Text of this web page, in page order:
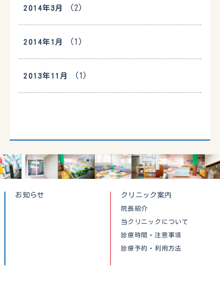
2014年3月 (2)
2014年1月 (1)
2013年11月 (1)
お知らせ クリニック案内
院長紹介
当クリニックについて
診療時間・注意事項
診療予約・利用方法